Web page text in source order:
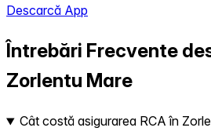
Descarcă App
Întrebări Frecvente
Zorlentu Mare
Cât costă asigurarea RCA în